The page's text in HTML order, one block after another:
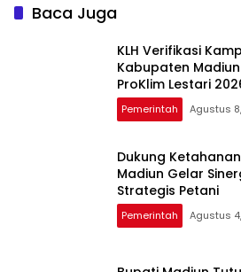
Baca Juga
KLH Verifikasi
Kabupaten
ProKlim Lestari
Pemerintah Agustus
Dukung
Madiun Gelar
Strategis Petani
Pemerintah Agustus